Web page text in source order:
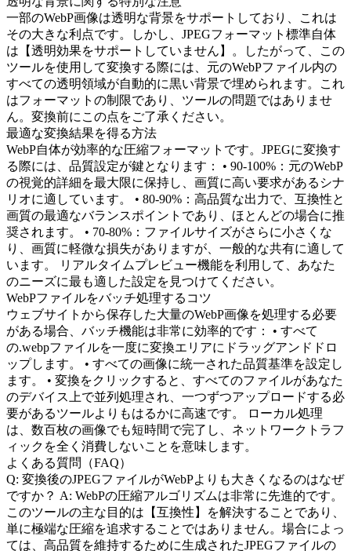
一部のWebP画像は透明な背景をサポートしており、これは
その大きな利点です。しかし、JPEGフォーマット標準自体
は【透明効果をサポートしていません】。したがって、この
ツールを使用して変換する際には、元のWebPファイル内の
すべての透明領域が自動的に黒い背景で埋められます。これ
はフォーマットの制限であり、ツールの問題ではありませ
ん。変換前にこの点をご了承ください。
最適な変換結果を得る方法
WebP自体が効率的な圧縮フォーマットです。JPEGに変換す
る際には、品質設定が鍵となります： • 90-100%：元のWebP
の視覚的詳細を最大限に保持し、画質に高い要求があるシナ
リオに適しています。 • 80-90%：高品質な出力で、互換性と
画質の最適なバランスポイントであり、ほとんどの場合に推
奨されます。 • 70-80%：ファイルサイズがさらに小さくな
り、画質に軽微な損失がありますが、一般的な共有に適して
います。 リアルタイムプレビュー機能を利用して、あなた
のニーズに最も適した設定を見つけてください。
WebPファイルをバッチ処理するコツ
ウェブサイトから保存した大量のWebP画像を処理する必要
がある場合、バッチ機能は非常に効率的です： • すべて
の.webpファイルを一度に変換エリアにドラッグアンドドロ
ップします。 • すべての画像に統一された品質基準を設定し
ます。 • 変換をクリックすると、すべてのファイルがあなた
のデバイス上で並列処理され、一つずつアップロードする必
要があるツールよりもはるかに高速です。 ローカル処理
は、数百枚の画像でも短時間で完了し、ネットワークトラフ
ィックを全く消費しないことを意味します。
よくある質問（FAQ）
Q: 変換後のJPEGファイルがWebPよりも大きくなるのはなぜ
ですか？ A: WebPの圧縮アルゴリズムは非常に先進的です。
このツールの主な目的は【互換性】を解決することであり、
単に極端な圧縮を追求することではありません。場合によっ
ては、高品質を維持するために生成されたJPEGファイルの